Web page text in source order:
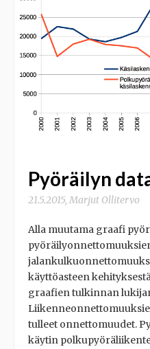
Pyöräilyn
21.5.2015, Marjut Ollitervo
Alla muutama graafi
käyttöasteen
graafien tulkinnan
tulleet onnettomuudet.
käytin